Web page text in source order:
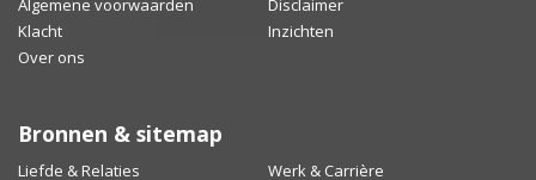
Algemene voorwaarden
Disclaimer
Klacht
Inzichten
Over ons
Bronnen & sitemap
Liefde & Relaties Werk & Carrière